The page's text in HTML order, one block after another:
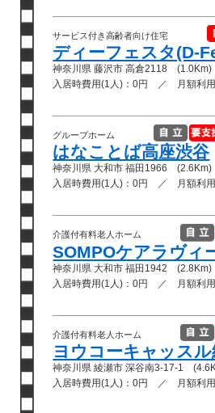
サービス付き高齢者向け住宅
ディーフェスタ(D-
神奈川県 藤沢市 高倉2118 (1.0Km)
入居時費用(1人)：0円 ／ 月額利
グループホーム
はなことば高座渋谷
神奈川県 大和市 福田1966 (2.6Km)
入居時費用(1人)：0円 ／ 月額利用
介護付有料老人ホーム
SOMPOケアラヴィ
神奈川県 大和市 福田1942 (2.8Km)
入居時費用(1人)：0円 ／ 月額利
介護付有料老人ホーム
ヨウコーキャッスル
神奈川県 綾瀬市 深谷南3-17-1
入居時費用(1人)：0円 ／ 月額利